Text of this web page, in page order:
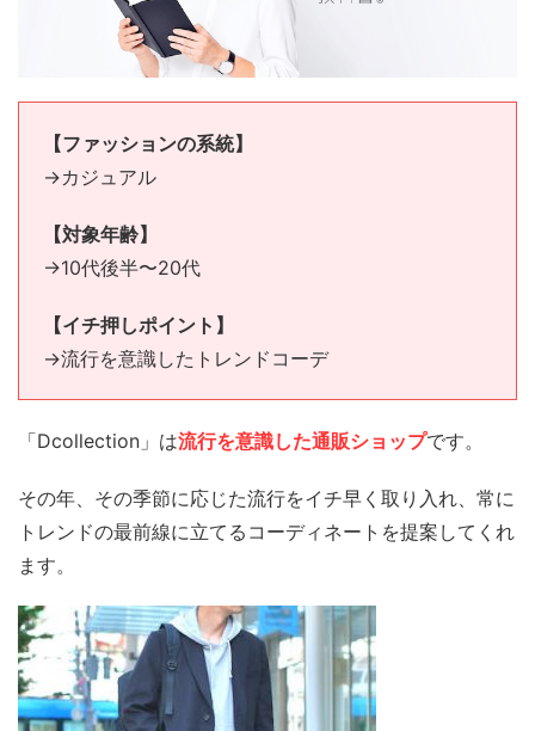
【ファッションの系統】
→カジュアル
【対象年齢】
→10代後半〜20代
【イチ押しポイント】
→流行を意識したトレンドコーデ
「Dcollection」は流行を意識した通販ショップです。
その年、その季節に応じた流行をイチ早く取り入れ、常に
トレンドの最前線に立てるコーディネートを提案してくれ
ます。